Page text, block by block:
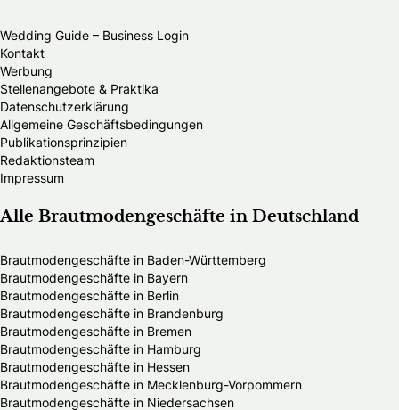
Wedding Guide – Business Login
Kontakt
Werbung
Stellenangebote & Praktika
Datenschutzerklärung
Allgemeine Geschäftsbedingungen
Publikationsprinzipien
Redaktionsteam
Impressum
Alle Brautmodengeschäfte in Deutschland
Brautmodengeschäfte in Baden-Württemberg
Brautmodengeschäfte in Bayern
Brautmodengeschäfte in Berlin
Brautmodengeschäfte in Brandenburg
Brautmodengeschäfte in Bremen
Brautmodengeschäfte in Hamburg
Brautmodengeschäfte in Hessen
Brautmodengeschäfte in Mecklenburg-Vorpommern
Brautmodengeschäfte in Niedersachsen